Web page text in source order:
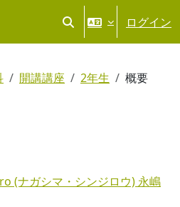
検索入力に切り替える
ログイン
開講講座 2年生 概要
(ナガシマ・シンジロウ) 永嶋